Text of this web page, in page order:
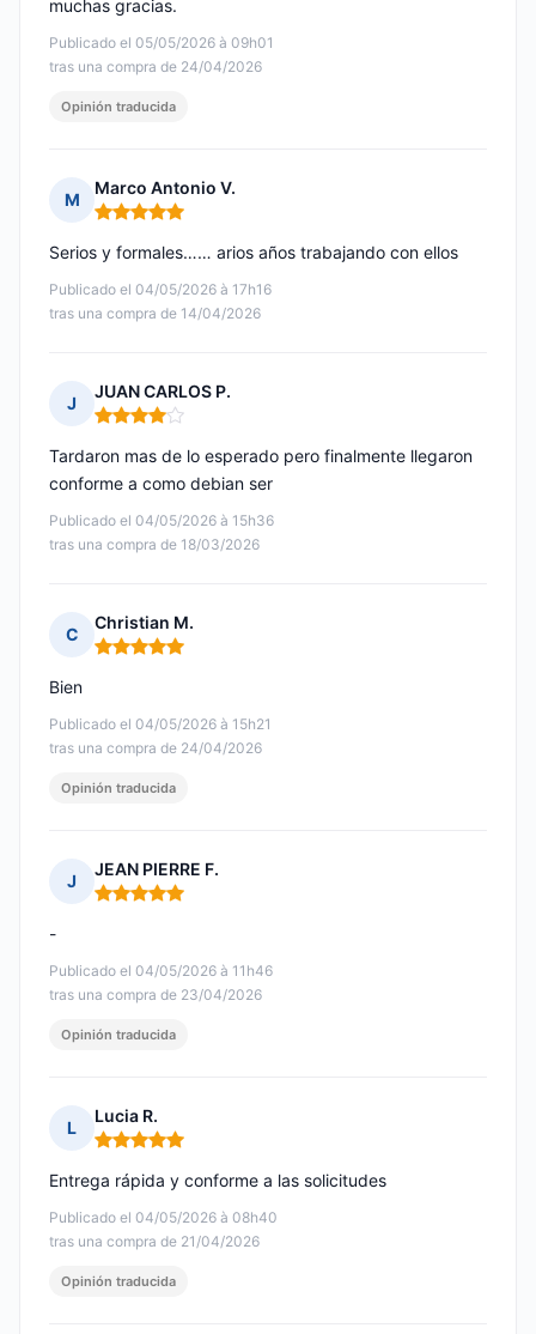
Publicado el 05/05/2026 à 09h01
tras una compra de 24/04/2026
muchas gracias.
Opinión traducida
M
Marco Antonio V.
Nota: 5 de 5
Publicado el 04/05/2026 à 17h16
tras una compra de 14/04/2026
Serios y formales…… arios años trabajando con ellos
J
JUAN CARLOS P.
Nota: 4 de 5
Publicado el 04/05/2026 à 15h36
tras una compra de 18/03/2026
Tardaron mas de lo esperado pero finalmente llegaron
conforme a como debian ser
C
Christian M.
Nota: 5 de 5
Publicado el 04/05/2026 à 15h21
tras una compra de 24/04/2026
Bien
Opinión traducida
J
JEAN PIERRE F.
Nota: 5 de 5
Publicado el 04/05/2026 à 11h46
tras una compra de 23/04/2026
-
Opinión traducida
L
Lucia R.
Nota: 5 de 5
Publicado el 04/05/2026 à 08h40
tras una compra de 21/04/2026
Entrega rápida y conforme a las solicitudes
Opinión traducida